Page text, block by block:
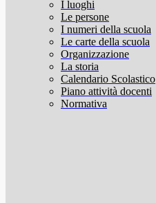
I luoghi
Le persone
I numeri della scuola
Le carte della scuola
Organizzazione
La storia
Calendario Scolastico
Piano attività docenti
Normativa